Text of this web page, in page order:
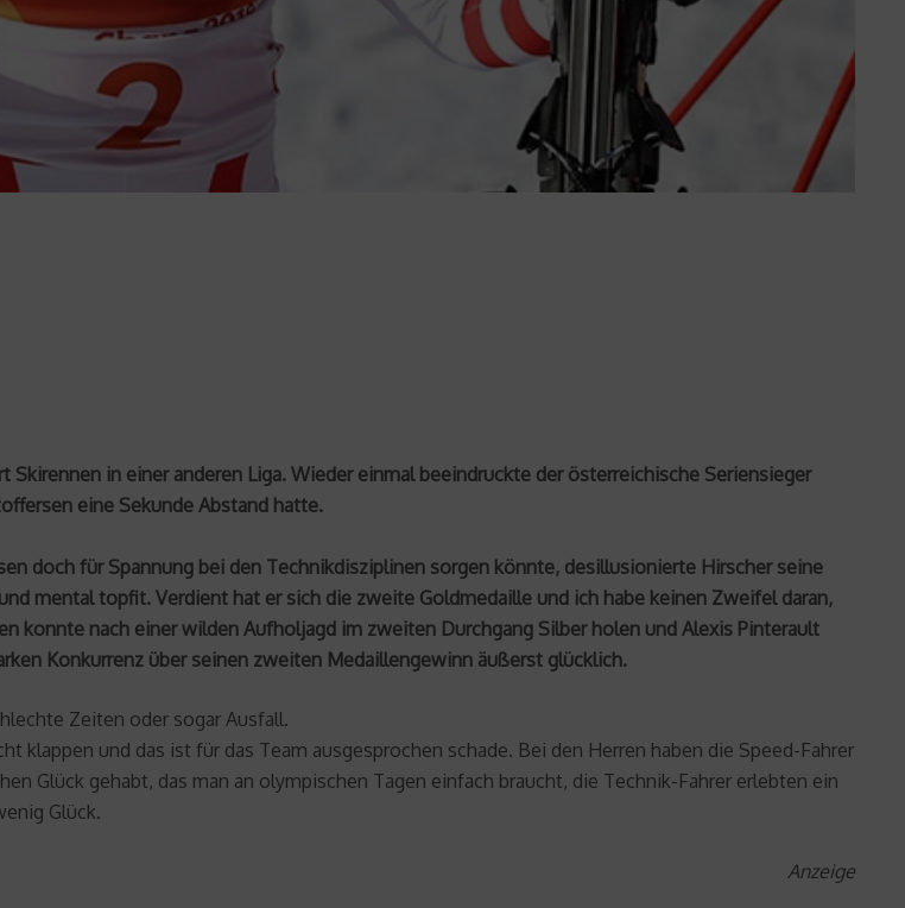
in einer anderen Liga. Wieder einmal beeindruckte der österreichische Seriensieger
eine Sekunde Abstand hatte.
doch für Spannung bei den Technikdisziplinen sorgen könnte, desillusionierte Hirscher seine
mental topfit. Verdient hat er sich die zweite Goldmedaille und ich habe keinen Zweifel daran,
konnte nach einer wilden Aufholjagd im zweiten Durchgang Silber holen und Alexis Pinterault
Konkurrenz über seinen zweiten Medaillengewinn äußerst glücklich.
Zeiten oder sogar Ausfall.
klappen und das ist für das Team ausgesprochen schade. Bei den Herren haben die Speed-Fahrer
Glück gehabt, das man an olympischen Tagen einfach braucht, die Technik-Fahrer erlebten ein
Glück.
Anzeige